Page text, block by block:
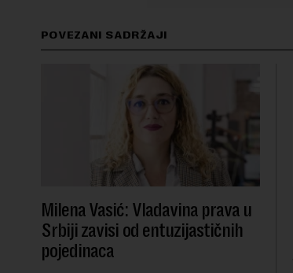
POVEZANI SADRŽAJI
Milena Vasić: Vladavina prava u
Srbiji zavisi od entuzijastičnih
pojedinaca